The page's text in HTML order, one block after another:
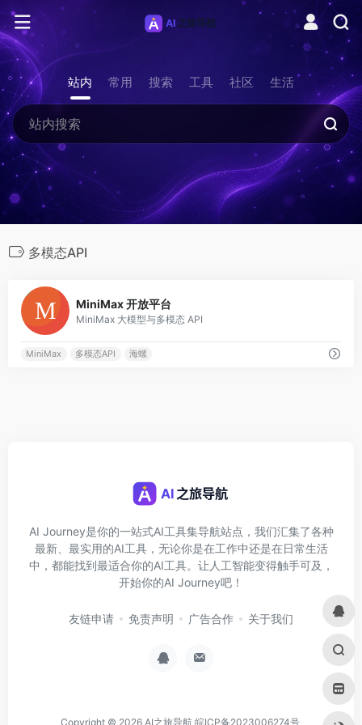
站内 常用 搜索 工具 社区 生活
多模态API
MiniMax 开放平台
MiniMax 大模型与多模态 API
MiniMax 多模态API 海螺
AI Journey是你的一站式AI工具集导航站点，我们汇集了各种
最新、最实用的AI工具，无论你是在工作中还是在日常生活
中，都能找到最适合你的AI工具。让人工智能变得触手可及，
开始你的AI Journey吧！
友链申请 免责声明 广告合作 关于我们
Copyright © 2026 AI之旅导航 皖ICP备2023006274号